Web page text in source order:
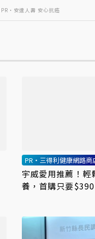
PR・安達人壽 安心抗癌
PR・三得利健康網路商
宇威愛用推薦！輕
養，首購只要$390